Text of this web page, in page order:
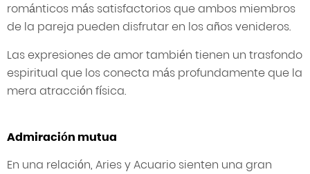
románticos más satisfactorios que ambos miembros
de la pareja pueden disfrutar en los años venideros.
Las expresiones de amor también tienen un trasfondo
espiritual que los conecta más profundamente que la
mera atracción física.
Admiración mutua
En una relación, Aries y Acuario sienten una gran